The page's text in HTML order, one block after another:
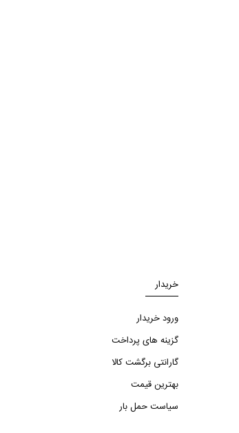
خریدار
ورود خریدار
گزینه های پرداخت
گارانتی برگشت کالا
بهترین قیمت
سیاست حمل بار